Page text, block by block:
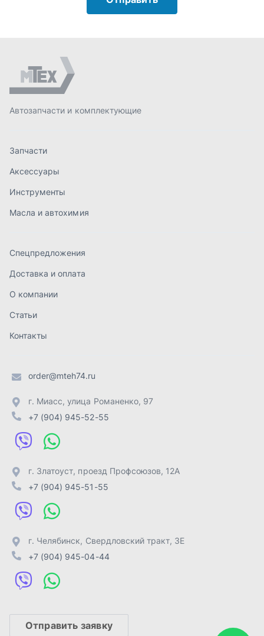
Масла и автохимия
Спецпредложения
Доставка и оплата
Контакты
order@mteh74.ru
+7 (904) 945-52-55
г. Златоуст
г. Челябинск
+7 (904) 945-04-44
Отправить заявку
ИП Лахтачёв О.В.
Разработка -